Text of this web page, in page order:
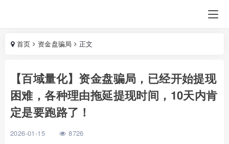
首页 资金盘骗局 正文
【百域量化】资金盘骗局，已经开始提现
困难，各种理由拖延提现时间，10天内肯
定是要跑路了！
2026-01-15 8726